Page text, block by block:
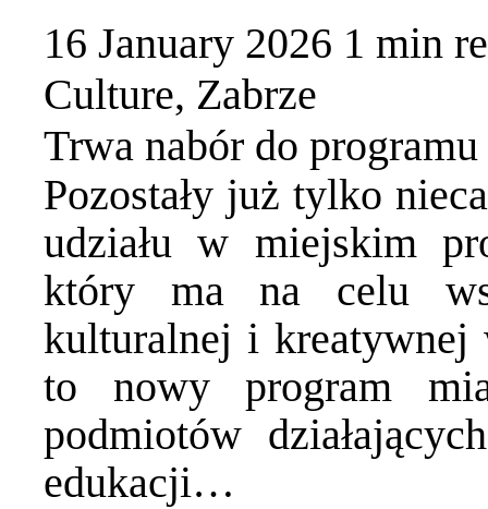
16 January 2026 1 min
Culture, Zabrze
Trwa nabór do
Pozostały już tylko
udziału w miejskim
który ma na celu
kulturalnej i kreatywnej
to nowy program
podmiotów
edukacji…